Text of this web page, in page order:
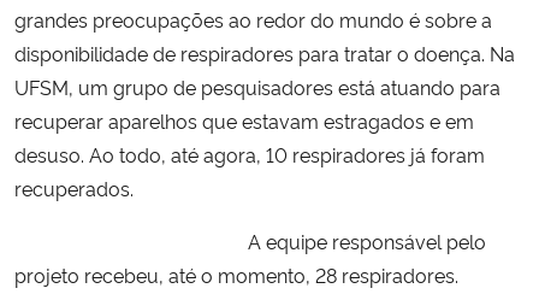
Ministério da Ciência, Tecnologia, Inovações e Comunicações
Ministério do Meio Ambiente
Ministério do Turismo
Controladoria-Geral da União
grandes preocupações ao redor do mundo é sobre a
disponibilidade de respiradores para tratar o doença. Na
UFSM, um grupo de pesquisadores está atuando para
recuperar aparelhos que estavam estragados e em
desuso. Ao todo, até agora, 10 respiradores já foram
recuperados.
A equipe responsável pelo
projeto recebeu, até o momento, 28 respiradores.